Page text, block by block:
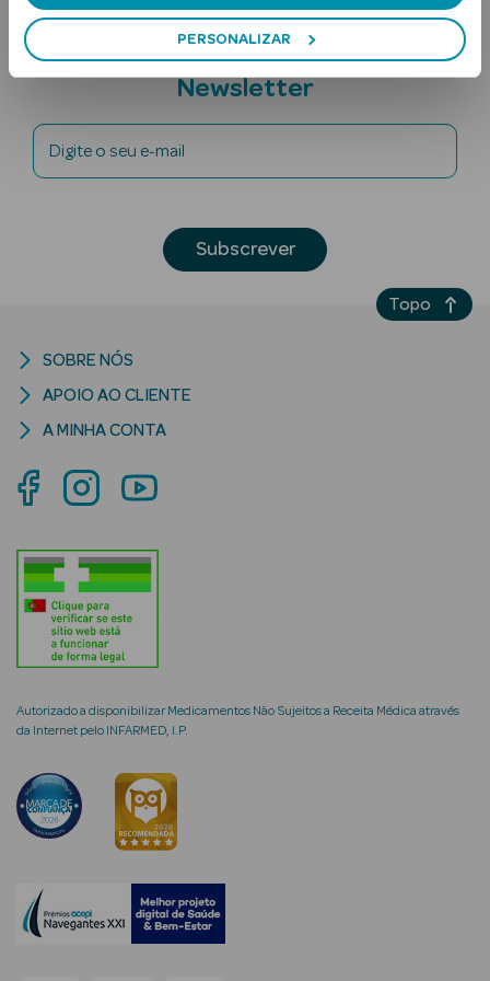
PERSONALIZAR
Lábios
Solares Bebé e
Rosto e
Cosmética
Rosto
Hidratantes
Séruns Faciais
Creme de Olhos
Subscreva a
Newsletter
Digite o seu e-mail
Subscrever
Autorizado a disponibilizar Medicamentos Não Sujeitos a Receita Médica através
da Internet pelo INFARMED, I.P.
SOBRE NÓS
APOIO AO CLIENTE
A MINHA CONTA
Topo